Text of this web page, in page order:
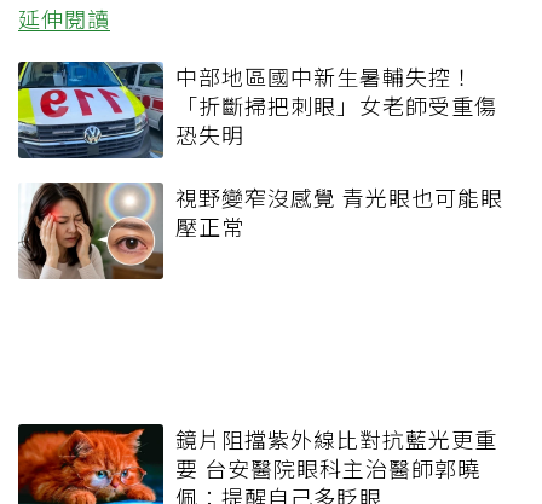
延伸閱讀
中部地區國中新生暑輔失控！
「折斷掃把刺眼」女老師受重傷
恐失明
視野變窄沒感覺 青光眼也可能眼
壓正常
鏡片阻擋紫外線比對抗藍光更重
要 台安醫院眼科主治醫師郭曉
佩：提醒自己多眨眼